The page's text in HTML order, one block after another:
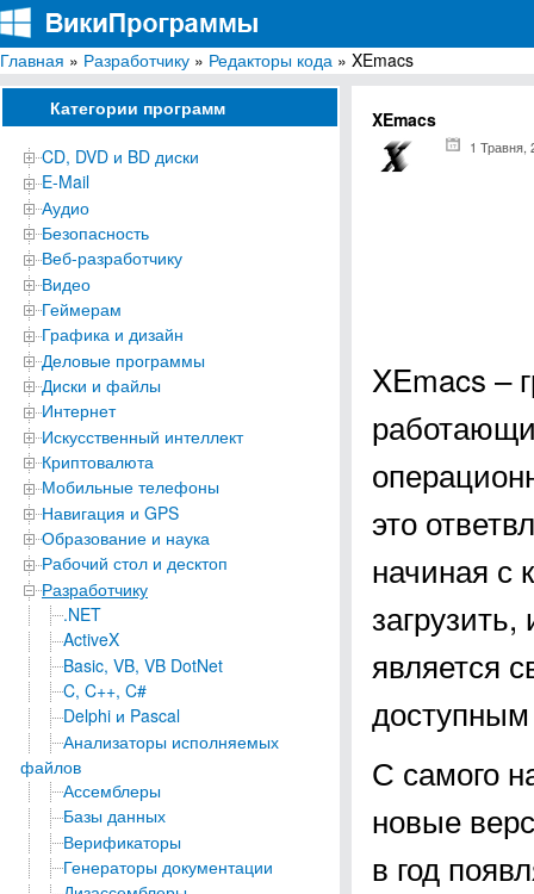
ВикиПрограммы
Энциклопедия бесплатных компьютерных программ для Windows
Главная » Разработчику » Редакторы кода » XEmacs
Категории программ
CD, DVD и BD диски
E-Mail
Аудио
Безопасность
Веб-разработчику
Видео
Геймерам
Графика и дизайн
Деловые программы
Диски и файлы
Интернет
Искусственный интеллект
Криптовалюта
Мобильные телефоны
Навигация и GPS
Образование и наука
Рабочий стол и десктоп
Разработчику
.NET
ActiveX
Basic, VB, VB DotNet
C, C++, C#
Delphi и Pascal
Анализаторы исполняемых
файлов
Ассемблеры
Базы данных
Верификаторы
Генераторы документации
XEmacs
1 Травня,
XEmacs –
это
начиная с
является
С самого
новые
в год